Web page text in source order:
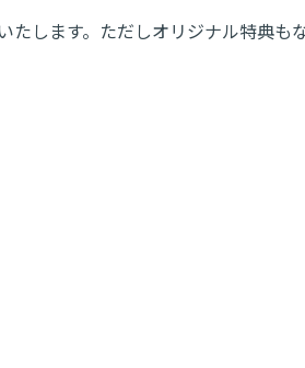
します。ただしオリジナル特典も